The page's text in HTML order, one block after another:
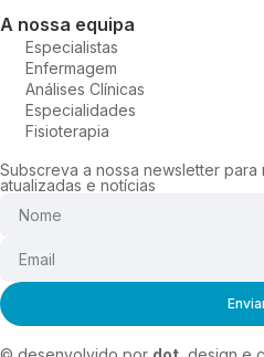
A nossa equipa
Especialistas
Enfermagem
Análises Clínicas
Especialidades
Fisioterapia
Subscreva a nossa newsletter
atualizadas e notícias